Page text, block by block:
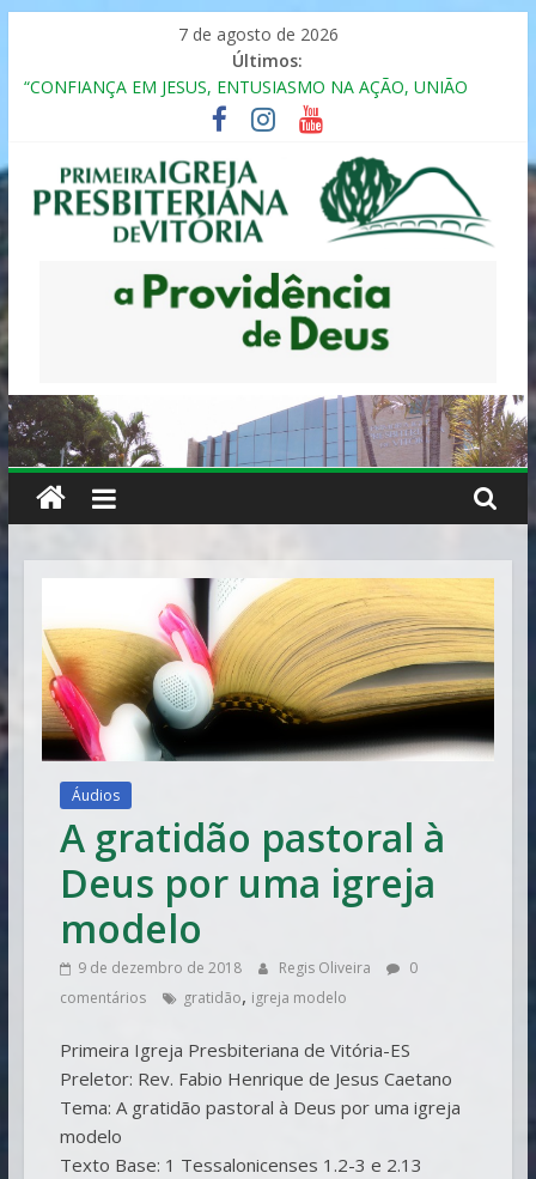
7 de agosto de 2026
Últimos:
“CONFIANÇA EM JESUS, ENTUSIASMO NA AÇÃO, UNIÃO
Seminário da Família 2025
Formação em Inclusão, Ensino e Relacionamento com
Pessoas Atípicas
12º ENCONTRO DE CASAIS
MULHER PRESBITERIANA
Primeira
Presbiteriana
de
Vitória
Áudios
A gratidão pastoral à
Deus por uma igreja
modelo
9 de dezembro de 2018 Regis Oliveira
0
comentários
gratidão, igreja modelo
Primeira Igreja Presbiteriana de Vitória-ES
Preletor: Rev. Fabio Henrique de Jesus Caetano
Tema: A gratidão pastoral à Deus por uma igreja
modelo
Texto Base: 1 Tessalonicenses 1.2-3 e 2.13